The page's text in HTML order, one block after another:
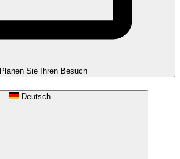
Planen Sie Ihren Besuch
Deutsch